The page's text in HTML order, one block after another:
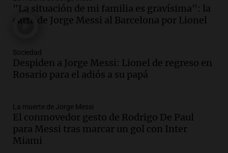
y cinco heridos tras caer dos autos desde
un puente
Audio.Messi llegará esta noche a
Rosario para acompañar a su familia
Episodios
Audio.Ley de Propiedad Privada: el revés
en el Congreso expuso una debilidad
comunicacional del Gobierno
"La situación de mi familia es gravísima": la
carta de Jorge Messi al Barcelona por Lionel
Sociedad
Despiden a Jorge Messi: Lionel de regreso en
Rosario para el adiós a su papá
La muerte de Jorge Messi
El conmovedor gesto de Rodrigo De Paul
para Messi tras marcar un gol con Inter
Miami